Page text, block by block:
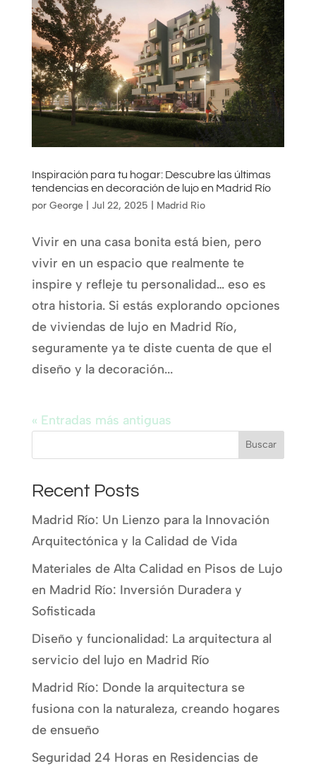
Inspiración para tu hogar: Descubre las últimas
tendencias en decoración de lujo en Madrid Río
por George| Jul 22, 2025 Madrid Rio
Vivir en una casa bonita está bien, pero
vivir en un espacio que realmente te
inspire y refleje tu personalidad… eso es
otra historia. Si estás explorando opciones
de viviendas de lujo en Madrid Río,
seguramente ya te diste cuenta de que el
diseño y la decoración...
« Entradas más antiguas
Buscar
Recent Posts
Madrid Río: Un Lienzo para la Innovación
Arquitectónica y la Calidad de Vida
Materiales de Alta Calidad en Pisos de Lujo
en Madrid Río: Inversión Duradera y
Sofisticada
Diseño y funcionalidad: La arquitectura al
servicio del lujo en Madrid Río
Madrid Río: Donde la arquitectura se
fusiona con la naturaleza, creando hogares
de ensueño
Seguridad 24 Horas en Residencias de